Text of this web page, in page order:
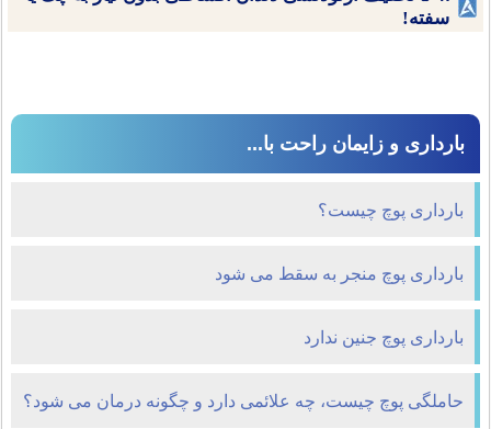
سفته!
بارداری و زایمان راحت با...
بارداری پوچ چیست؟
بارداری پوچ منجر به سقط می شود
بارداری پوچ جنین ندارد
حاملگی پوچ چیست، چه علائمی دارد و چگونه درمان می شود؟